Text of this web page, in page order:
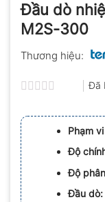
Đầu dò
M2S-300
Thương hiệu:
xếp
hạng
0.0
5
sao
Đã
Phạm
Độ
Độ
Đầu dò: